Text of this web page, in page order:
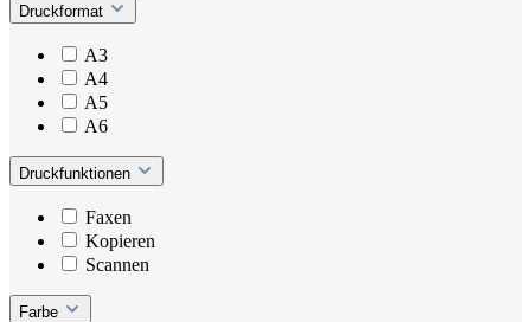
Druckformat
A3
A4
A5
A6
Druckfunktionen
Faxen
Kopieren
Scannen
Farbe